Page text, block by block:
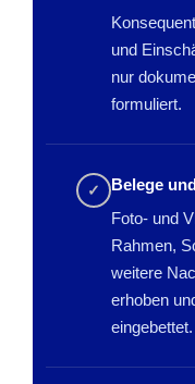
und
nur
formuliert.
✓
Belege
Foto- und
Rahmen,
weitere
erhoben
eingebettet.